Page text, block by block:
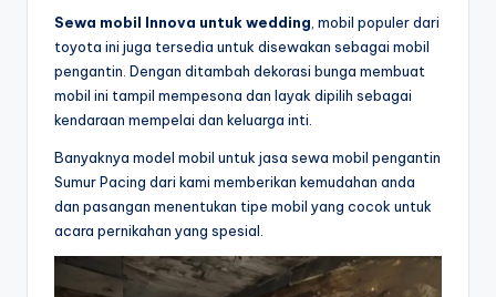
Sewa mobil Innova untuk wedding , mobil populer dari
toyota ini juga tersedia untuk disewakan sebagai mobil
pengantin. Dengan ditambah dekorasi bunga membuat
mobil ini tampil mempesona dan layak dipilih sebagai
kendaraan mempelai dan keluarga inti.
Banyaknya model mobil untuk jasa sewa mobil pengantin
Sumur Pacing dari kami memberikan kemudahan anda
dan pasangan menentukan tipe mobil yang cocok untuk
acara pernikahan yang spesial.